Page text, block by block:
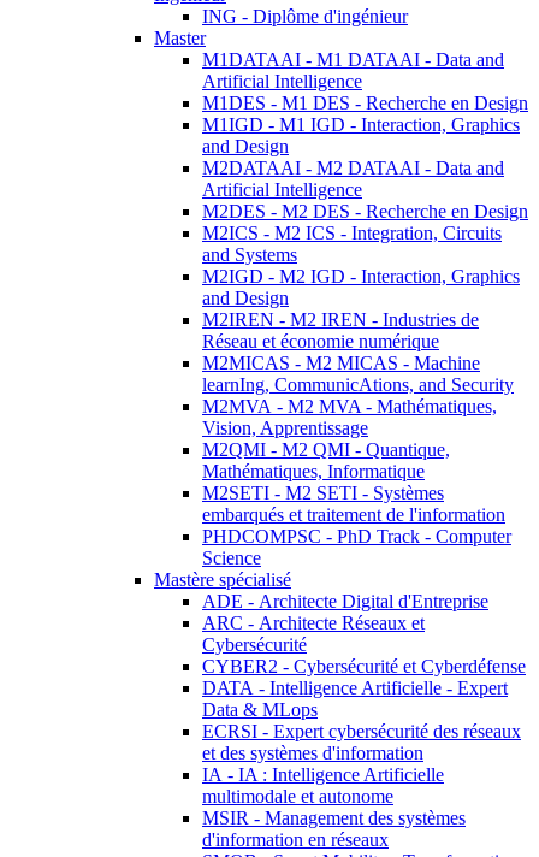
ING - Diplôme d'ingénieur
Master
M1DATAAI - M1 DATAAI - Data and
Artificial Intelligence
M1DES - M1 DES - Recherche en Design
M1IGD - M1 IGD - Interaction, Graphics
and Design
M2DATAAI - M2 DATAAI - Data and
Artificial Intelligence
M2DES - M2 DES - Recherche en Design
M2ICS - M2 ICS - Integration, Circuits
and Systems
M2IGD - M2 IGD - Interaction, Graphics
and Design
M2IREN - M2 IREN - Industries de
Réseau et économie numérique
M2MICAS - M2 MICAS - Machine
learnIng, CommunicAtions, and Security
M2MVA - M2 MVA - Mathématiques,
Vision, Apprentissage
M2QMI - M2 QMI - Quantique,
Mathématiques, Informatique
M2SETI - M2 SETI - Systèmes
embarqués et traitement de l'information
PHDCOMPSC - PhD Track - Computer
Science
Mastère spécialisé
ADE - Architecte Digital d'Entreprise
ARC - Architecte Réseaux et
Cybersécurité
CYBER2 - Cybersécurité et Cyberdéfense
DATA - Intelligence Artificielle - Expert
Data & MLops
ECRSI - Expert cybersécurité des réseaux
et des systèmes d'information
IA - IA : Intelligence Artificielle
multimodale et autonome
MSIR - Management des systèmes
d'information en réseaux